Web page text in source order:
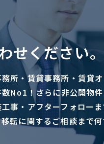
せください。
所・賃貸事務所・賃貸
No1！さらに非公開物件
事・アフターフォロー
転に関するご相談まで